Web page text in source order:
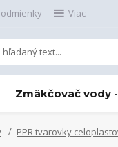
Viac
Zmäkčovač vody
PPR tvarovky